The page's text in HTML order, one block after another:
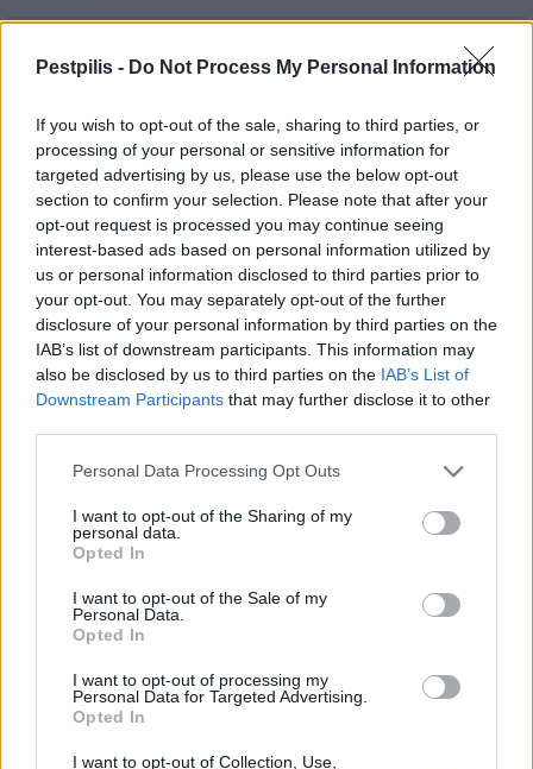
Pestpilis - Do Not Process My Personal Information
If you wish to opt-out of the sale, sharing to third parties, or
processing of your personal or sensitive information for
targeted advertising by us, please use the below opt-out
section to confirm your selection. Please note that after your
opt-out request is processed you may continue seeing
interest-based ads based on personal information utilized by
us or personal information disclosed to third parties prior to
your opt-out. You may separately opt-out of the further
disclosure of your personal information by third parties on the
IAB’s list of downstream participants. This information may
also be disclosed by us to third parties on the IAB’s List of
Downstream Participants that may further disclose it to other
Personal Data Processing Opt Outs
I want to opt-out of the Sharing of my
personal data.
Opted In
I want to opt-out of the Sale of my
Personal Data.
Opted In
I want to opt-out of processing my
Personal Data for Targeted Advertising.
Opted In
I want to opt-out of Collection, Use,
HÍRLEVÉL
Név
E-mail cím
Feliratkozom a hírlevélre és elfogadom azadatvédelmi
szabályzatot!
FELIRATKOZÁS
Országos
Megérkezett az eső a Duna vízgyűjtőjére
Amire többmillióan vártunk: szombattól
másodfokúra csökken a riasztás